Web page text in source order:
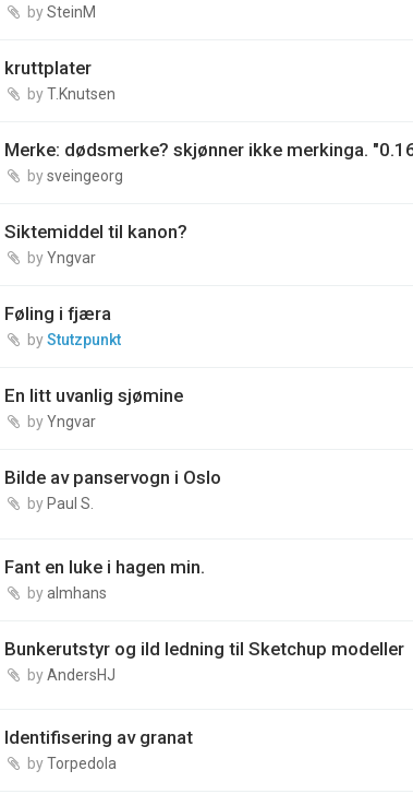
bySteinM
kruttplater
byT.Knutsen
Merke: dødsmerke? skjønner ikke merkinga.
bysveingeorg
Siktemiddel til kanon?
byYngvar
Føling i fjæra
byStutzpunkt
En litt uvanlig sjømine
byYngvar
Bilde av panservogn i Oslo
by Paul S.
Fant en luke i hagen min.
byalmhans
Bunkerutstyr og ild ledning til Sketchup modeller
byAndersHJ
Identifisering av granat
byTorpedola